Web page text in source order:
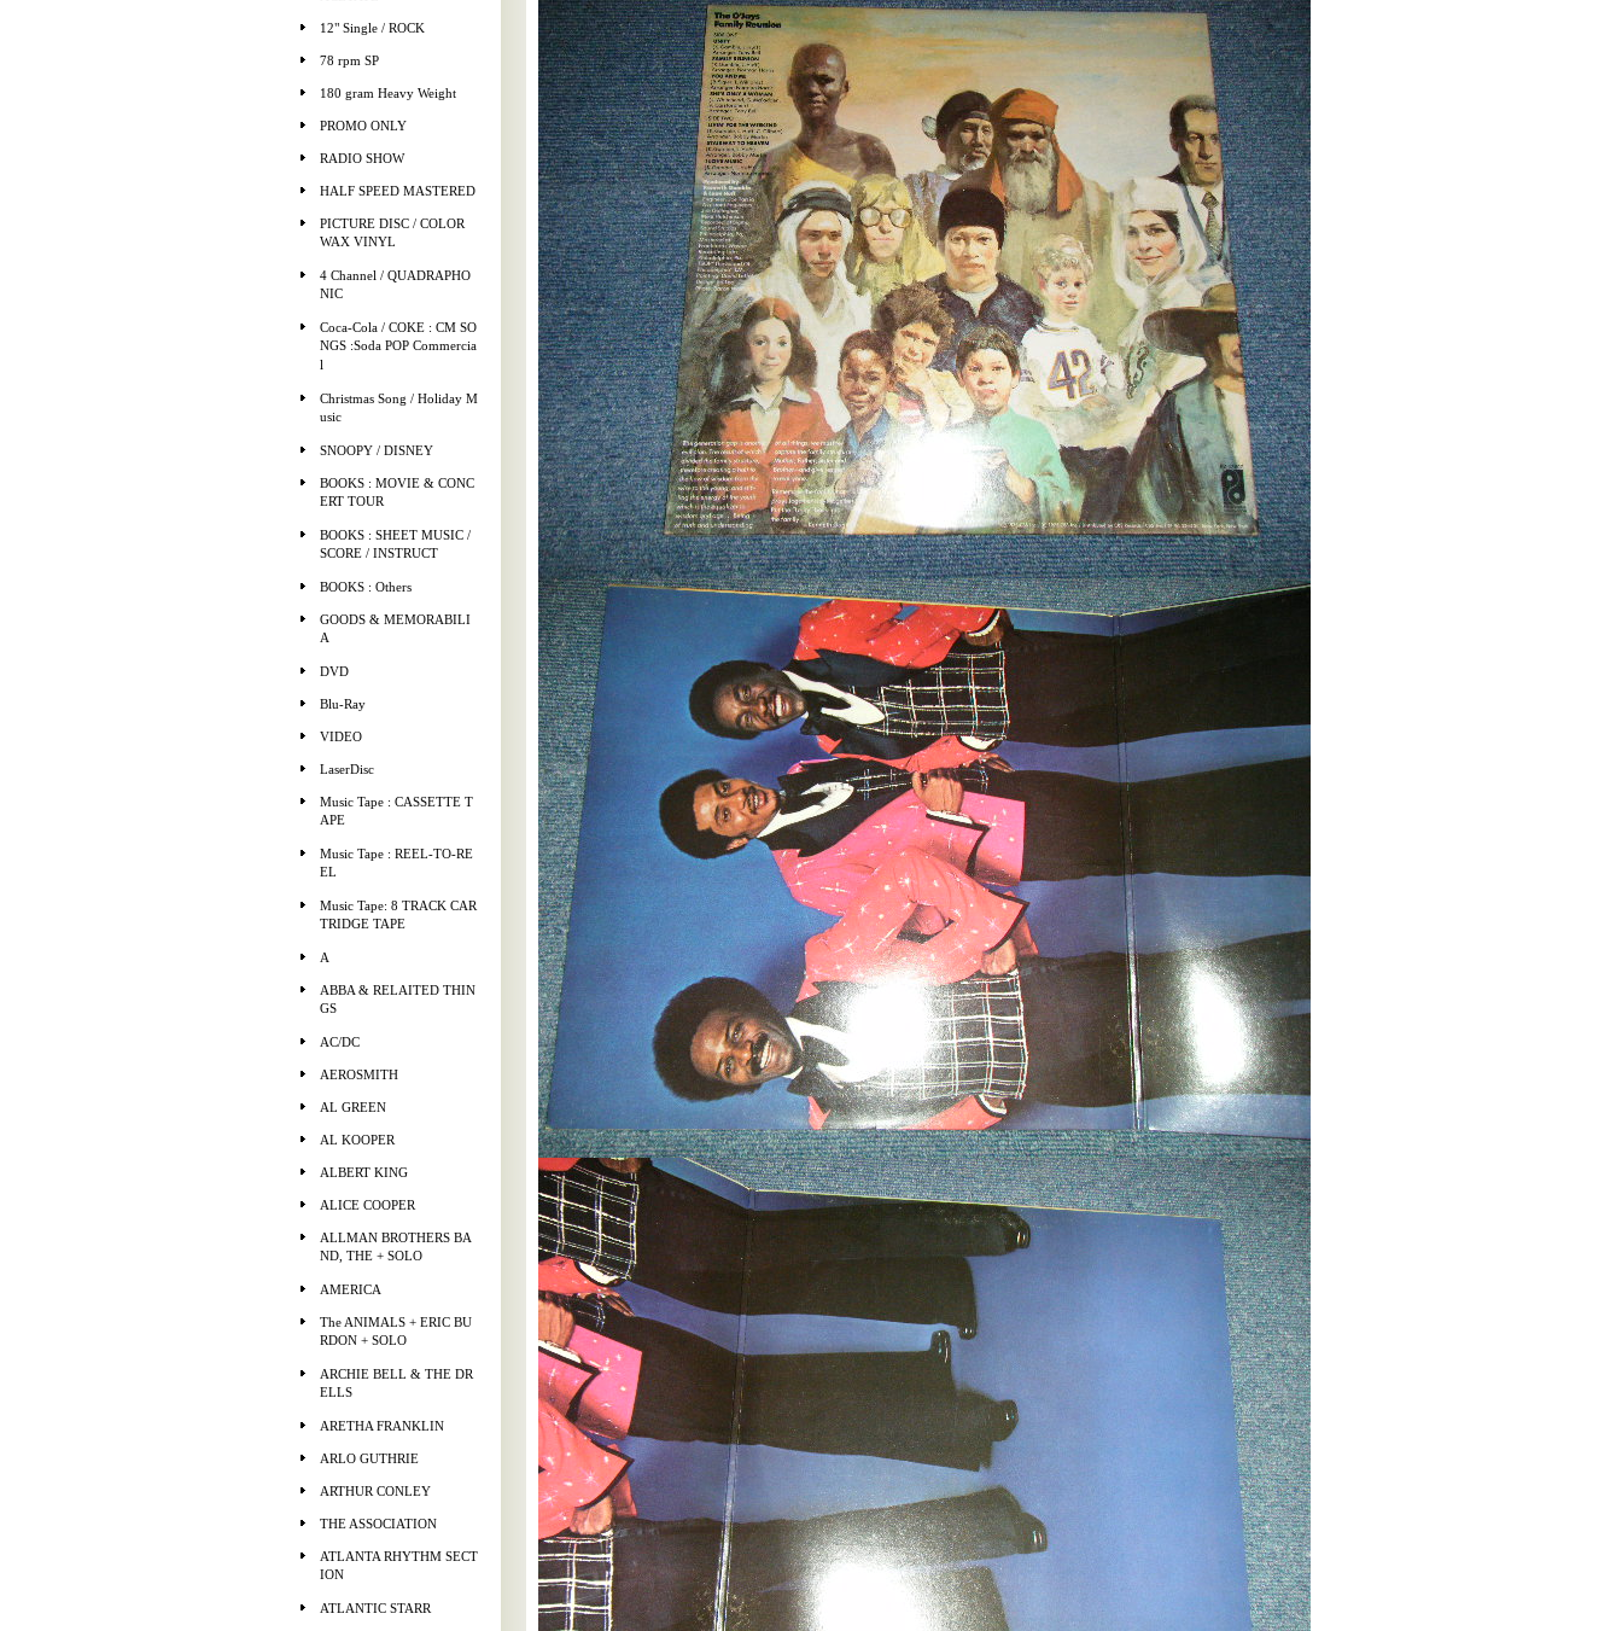
12" Single / ROCK
78 rpm SP
180 gram Heavy Weight
PROMO ONLY
RADIO SHOW
HALF SPEED MASTERED
PICTURE DISC / COLOR
WAX VINYL
4 Channel / QUADRAPHO
NIC
Coca-Cola / COKE : CM SO
NGS :Soda POP Commercia
l
Christmas Song / Holiday M
usic
SNOOPY / DISNEY
BOOKS : MOVIE & CONC
ERT TOUR
BOOKS : SHEET MUSIC /
SCORE / INSTRUCT
BOOKS : Others
GOODS & MEMORABILI
A
DVD
Blu-Ray
VIDEO
LaserDisc
Music Tape : CASSETTE T
APE
Music Tape : REEL-TO-RE
EL
Music Tape: 8 TRACK CAR
TRIDGE TAPE
A
ABBA & RELAITED THIN
GS
AC/DC
AEROSMITH
AL GREEN
AL KOOPER
ALBERT KING
ALICE COOPER
ALLMAN BROTHERS BA
ND, THE + SOLO
AMERICA
The ANIMALS + ERIC BU
RDON + SOLO
ARCHIE BELL & THE DR
ELLS
ARETHA FRANKLIN
ARLO GUTHRIE
ARTHUR CONLEY
THE ASSOCIATION
ATLANTA RHYTHM SECT
ION
ATLANTIC STARR